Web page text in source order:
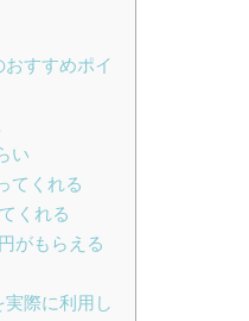
すすめポイ
い
てくれる
くれる
がもらえる
際に利用し